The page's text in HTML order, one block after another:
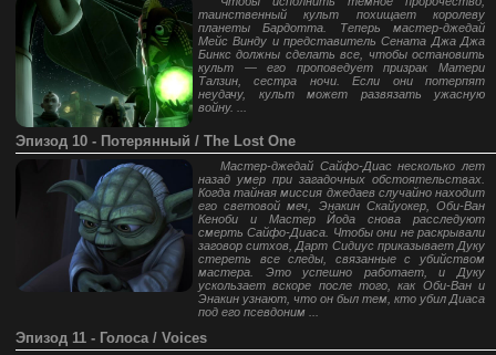
таинственный культ похищает королеву
планеты Бардотта. Теперь мастер-джедай
Мейс Винду и представитель Сената Джа Джа
Бинкс должны сделать все, чтобы остановить
культ — его проповедует призрак Матери
Талзин, сестра ночи. Если они потерпят
неудачу, культ может развязать ужасную
войну. ...
Эпизод 10 - Потерянный / The Lost One
Мастер-джедай Сайфо-Диас несколько лет
назад умер при загадочных обстоятельствах.
Когда тайная миссия джедаев случайно находит
его световой меч, Энакин Скайуокер, Оби-Ван
Кеноби и Мастер Йода снова расследуют
смерть Сайфо-Диаса. Чтобы они не раскрывали
заговор ситхов, Дарт Сидиус приказывает Дуку
стереть все следы, связанные с убийством
мастера. Это успешно работает, и Дуку
ускользает вскоре после того, как Оби-Ван и
Энакин узнают, что он был тем, кто убил Диаса
под его псевдоним ...
Эпизод 11 - Голоса / Voices